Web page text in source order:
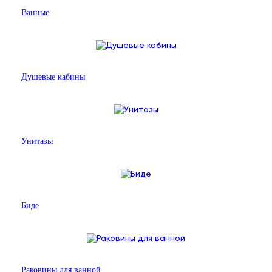
Ванные
Душевые кабины
Унитазы
Биде
Раковины для ванной